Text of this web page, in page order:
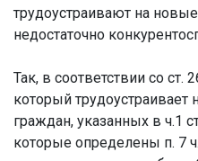
трудоустраивают на
недостаточно
Так, в соответствии со ст.
который трудоустраивает
граждан, указанных в ч.1
которые определены п. 7